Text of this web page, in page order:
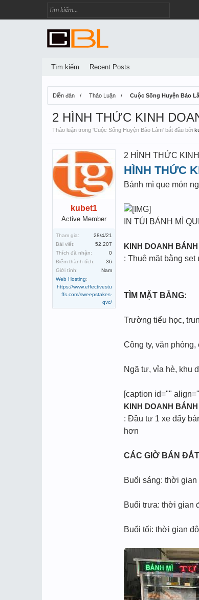
Diễn đàn Thảo Luận Cuộc Sống Huyện Bảo
2 HÌNH THỨC KINH
Thảo luận trong 'Cuộc Sống Huyện Bảo Lâm' bắt đầu bởi
kubet1
Active Member
Tham gia:
28/4/21
Bài viết:
52,207
Thích đã nhận:
0
Điểm thành tích:
36
Giới tính:
Nam
Web Hosting:
https://www.effectivestu
ffs.com/sweepstakes-
qvc/
2 HÌNH THỨC
HÌNH THỨC
Bánh mì que món
IN TÚI BÁNH MÌ
KINH DOANH
: Thuê mặt bằng
TÌM MẶT BẰNG:
Trường tiểu học,
Công ty, văn phòng,
Ngã tư, vỉa hè, khu
[caption id=""
KINH DOANH
: Đầu tư 1 xe đẩy
hơn
CÁC GIỜ BÁN
Buổi sáng: thời
Buổi trưa: thời gian
Buổi tối: thời gian
Tìm kiếm Recent Posts